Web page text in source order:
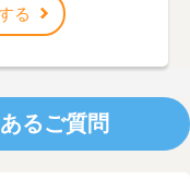
る
るご質問